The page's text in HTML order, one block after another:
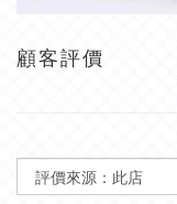
顧客評價